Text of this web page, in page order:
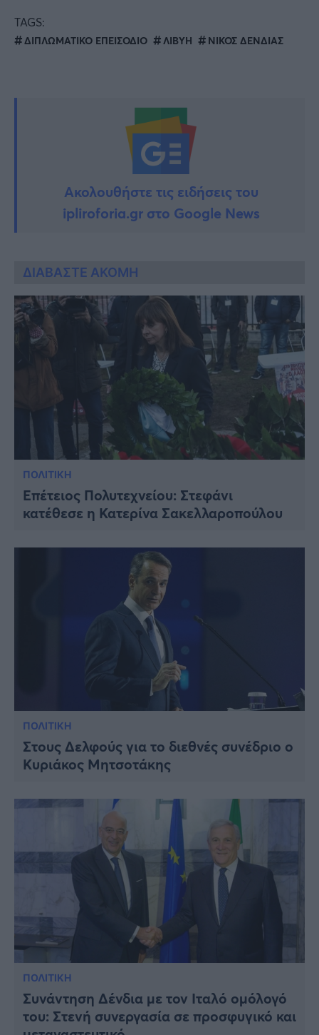
TAGS:
ΔΙΠΛΩΜΑΤΙΚΟ ΕΠΕΙΣΟΔΙΟ ΛΙΒΥΗ ΝΙΚΟΣ ΔΕΝΔΙΑΣ
Ακολουθήστε τις ειδήσεις του
ipliroforia.gr στο Google News
ΔΙΑΒΑΣΤΕ ΑΚΟΜΗ
ΠΟΛΙΤΙΚΗ
Επέτειος Πολυτεχνείου: Στεφάνι
κατέθεσε η Κατερίνα Σακελλαροπούλου
ΠΟΛΙΤΙΚΗ
Στους Δελφούς για το διεθνές συνέδριο ο
Κυριάκος Μητσοτάκης
ΠΟΛΙΤΙΚΗ
Συνάντηση Δένδια με τον Ιταλό ομόλογό
του: Στενή συνεργασία σε προσφυγικό και